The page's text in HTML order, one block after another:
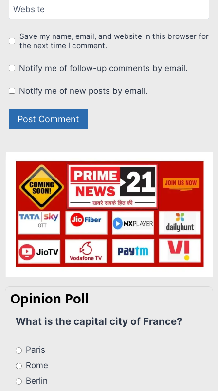
Website
Save my name, email, and website in this browser for
the next time I comment.
Notify me of follow-up comments by email.
Notify me of new posts by email.
Opinion Poll
What is the capital city of France?
Paris
Rome
Berlin